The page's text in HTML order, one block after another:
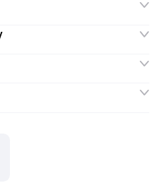
Omega.TV та